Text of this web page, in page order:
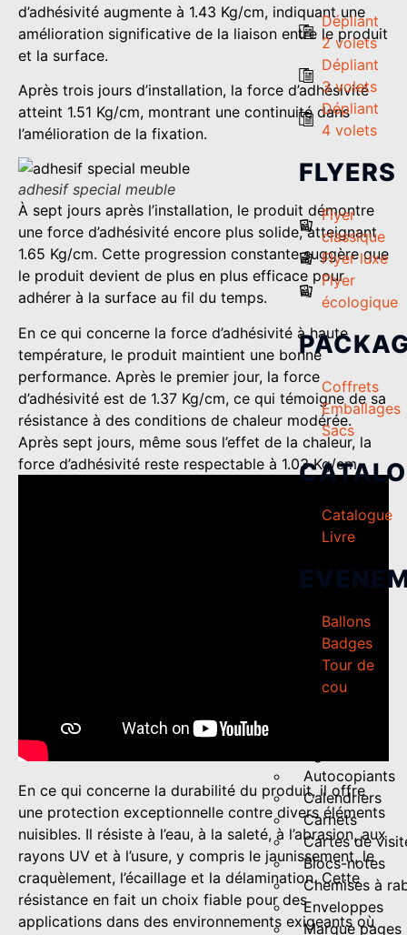
Dépliant
2 volets
Dépliant
3 volets
Dépliant
4 volets
FLYERS
Flyer
classique
Flyer luxe
Flyer
écologique
Coffrets
Emballages
Sacs
Catalogue
Livre
Ballons
Badges
Tour de
cou
Autocopiants
Calendriers
Carnets
Cartes de
Blocs-notes
Chemises à
Enveloppes
Marque pages
d’adhésivité augmente à 1.43 Kg/cm, indiquant une
amélioration significative de la liaison entre le produit
et la surface.
Après trois jours d’installation, la force d’adhésivité
atteint 1.51 Kg/cm, montrant une continuité dans
l’amélioration de la fixation.
adhesif special meuble
À sept jours après l’installation, le produit démontre
une force d’adhésivité encore plus solide, atteignant
1.65 Kg/cm. Cette progression constante suggère que
le produit devient de plus en plus efficace pour
adhérer à la surface au fil du temps.
En ce qui concerne la force d’adhésivité à haute
température, le produit maintient une bonne
performance. Après le premier jour, la force
d’adhésivité est de 1.37 Kg/cm, ce qui témoigne de sa
résistance à des conditions de chaleur modérée.
Après sept jours, même sous l’effet de la chaleur, la
force d’adhésivité reste respectable à 1.03 Kg/cm.
En ce qui concerne la durabilité du produit, il offre
une protection exceptionnelle contre divers éléments
nuisibles. Il résiste à l’eau, à la saleté, à l’abrasion, aux
rayons UV et à l’usure, y compris le jaunissement, le
craquèlement, l’écaillage et la délamination. Cette
résistance en fait un choix fiable pour des
applications dans des environnements exigeants où